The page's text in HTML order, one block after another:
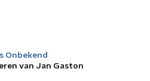
Onbekend
van Jan Gaston